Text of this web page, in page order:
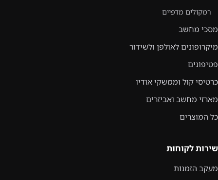
רמקולים מדפיים
מסכי מחשב
מיקרופונים לאולפן ולשידור
פטיפונים
כרטיסי קול וממשקי אודיו
מארזי מחשב ואביזרים
כל המוצרים
שירות לקוחות
מעקב הזמנות